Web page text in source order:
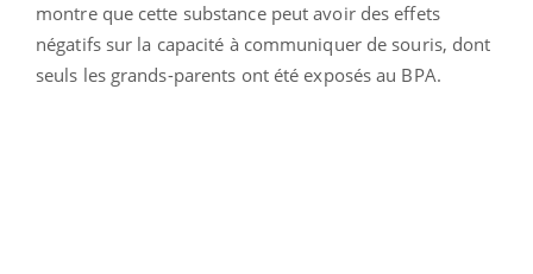
montre que cette substance peut avoir des effets
négatifs sur la capacité à communiquer de souris, dont
seuls les grands-parents ont été exposés au BPA.